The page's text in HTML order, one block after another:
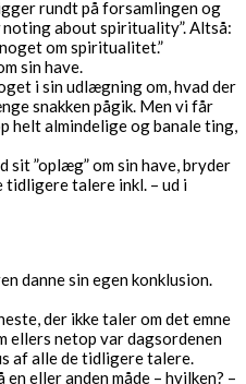
rundt på forsamlingen og
noting about spirituality”. Altså:
om spiritualitet.”
sin have.
i sin udlægning om, hvad der
snakken pågik. Men vi får
helt almindelige og banale ting,
”oplæg” om sin have, bryder
tidligere talere inkl. – ud i
danne sin egen konklusion.
der ikke taler om det emne
ellers netop var dagsordenen
af alle de tidligere talere.
eller anden måde – hvilken? –